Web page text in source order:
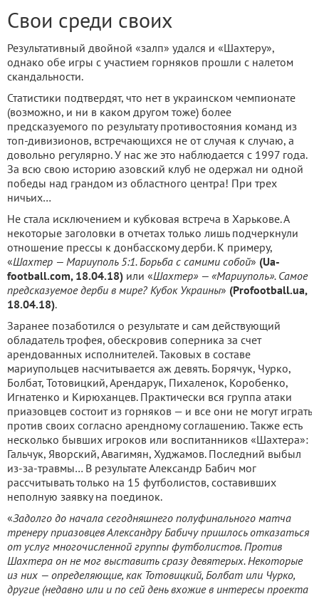
Свои среди своих
Результативный двойной «залп» удался и «Шахтеру»,
однако обе игры с участием горняков прошли с налетом
скандальности.
Статистики подтвердят, что нет в украинском чемпионате
(возможно, и ни в каком другом тоже) более
предсказуемого по результату противостояния команд из
топ-дивизионов, встречающихся не от случая к случаю, а
довольно регулярно. У нас же это наблюдается с 1997 года.
За всю свою историю азовский клуб не одержал ни одной
победы над грандом из областного центра! При трех
ничьих…
Не стала исключением и кубковая встреча в Харькове. А
некоторые заголовки в отчетах только лишь подчеркнули
отношение прессы к донбасскому дерби. К примеру,
«Шахтер — Мариуполь 5:1. Борьба с самими собой» (Ua-
football.com, 18.04.18) или «Шахтер» — «Мариуполь». Самое
предсказуемое дерби в мире? Кубок Украины» (Profootball.ua,
18.04.18).
Заранее позаботился о результате и сам действующий
обладатель трофея, обескровив соперника за счет
арендованных исполнителей. Таковых в составе
мариупольцев насчитывается аж девять. Борячук, Чурко,
Болбат, Тотовицкий, Арендарук, Пихаленок, Коробенко,
Игнатенко и Кирюханцев. Практически вся группа атаки
приазовцев состоит из горняков — и все они не могут играть
против своих согласно арендному соглашению. Также есть
несколько бывших игроков или воспитанников «Шахтера»:
Гальчук, Яворский, Авагимян, Худжамов. Последний выбыл
из-за-травмы… В результате Александр Бабич мог
рассчитывать только на 15 футболистов, составивших
неполную заявку на поединок.
«Задолго до начала сегодняшнего полуфинального матча
тренеру приазовцев Александру Бабичу пришлось отказаться
от услуг многочисленной группы футболистов. Против
Шахтера он не мог выставить сразу девятерых. Некоторые
из них — определяющие, как Тотовицкий, Болбат или Чурко,
другие (недавно или и по сей день вхожие в интересы проекта